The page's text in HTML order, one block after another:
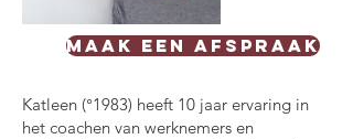
maak een afspraak
Katleen (°1983) heeft 10 jaar ervaring in
het coachen van werknemers en